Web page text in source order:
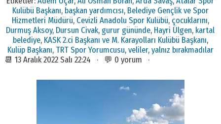
Kulübü Başkanı, başkan yardımcısı, Belediye Gençlik ve Spor
Hizmetleri Müdürü, Cevizli Anadolu Spor Kulübü, çocuklarını,
Durmuş Aksoy, Dursun Civak, gurur gününde, Hayri Ülgen, kartal
belediye, KASK 2.ci Başkanı ve M. Karayolları Kulübü Başkanı,
Kulüp Başkanı, TRT Spor Yorumcusu, veliler, yalnız bırakmadılar
📆 13 Aralık 2022 Salı 22:24 · 💬 0 yorum ·